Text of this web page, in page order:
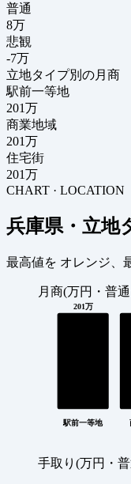
普通
8万
悲観
-7万
立地タイプ別の月商
駅前一等地
201万
商業地域
201万
住宅街
201万
CHART · LOCATION
兵庫県・立地
最高値を オレンジ 、
月商(万円・普
201万
駅前一等地
手取り(万円・